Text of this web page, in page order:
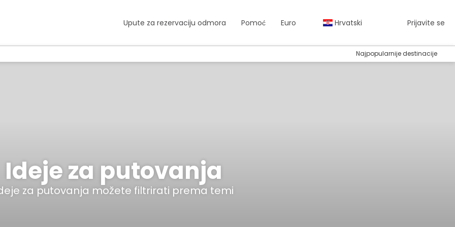
Upute za rezervaciju odmora Pomoć Euro Hrvatski Prijavite se
Najpopularnije destinacije
Ideje za putovanja
za putovanja možete filtrirati prema temi